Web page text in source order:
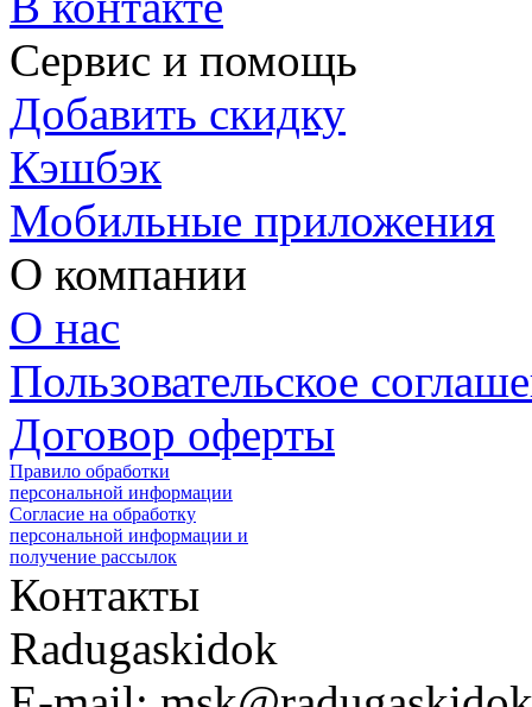
Сервис и помощь
Добавить скидку
Кэшбэк
Мобильные приложения
О компании
О нас
Пользовательское
Договор оферты
Правило обработки
персональной информации
Согласие на обработку
персональной информации и
получение рассылок
Контакты
Radugaskidok